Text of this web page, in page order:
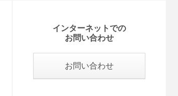
インターネットでの
お問い合わせ
お問い合わせ